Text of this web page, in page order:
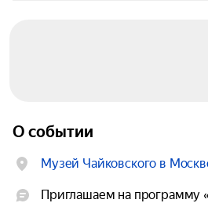
О событии
Музей Чайковского в
Приглашаем на программу